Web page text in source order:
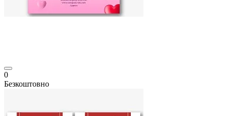
0
Безкоштовно